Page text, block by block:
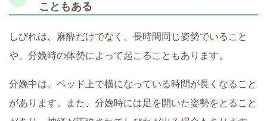
こともある
しびれは、麻酔だけでなく、長時間同じ姿勢でいること
や、分娩時の体勢によって起こることもあります。
分娩中は、ベッド上で横になっている時間が長くなること
があります。また、分娩時には足を開いた姿勢をとること